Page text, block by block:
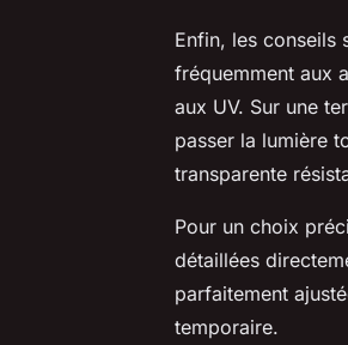
Enfin, les conseils
fréquemment aux
aux UV. Sur une
passer la lumière
transparente
Pour un choix
détaillées
parfaitement
temporaire.